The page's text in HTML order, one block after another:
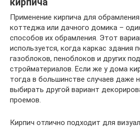
кирпича
Применение кирпича для
коттеджа или дачного домика –
способов их обрамления. Этот
используется, когда каркас здания
газоблоков, пеноблоков и других
стройматериалов. Если же у дома
тогда в большинстве случаев даже
выбирать другой вариант
проемов.
Кирпич отлично подходит для